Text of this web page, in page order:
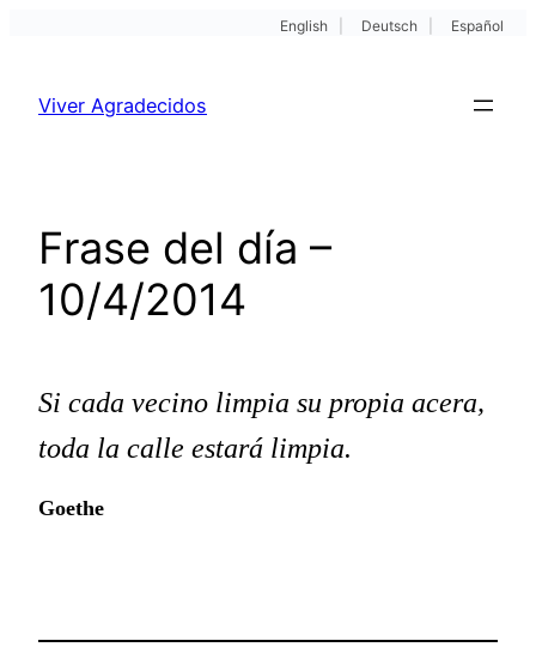
English Deutsch Español
Viver Agradecidos
Frase del día –
10/4/2014
Si cada vecino limpia su propia acera,
toda la calle estará limpia.
Goethe